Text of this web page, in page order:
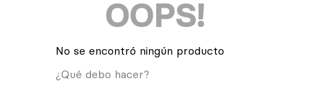
OOPS!
No se encontró ningún producto
¿Qué debo hacer?